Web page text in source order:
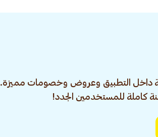
داخل التطبيق وعروض وخصومات مميزة.
كاملة للمستخدمين الجدد!